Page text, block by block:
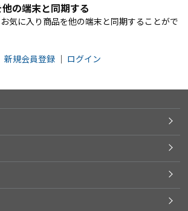
の端末と同期する
気に入り商品を他の端末と同期することがで
新規会員登録 ｜ ログイン